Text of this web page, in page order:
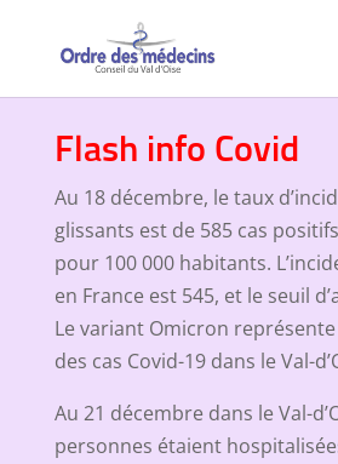
Flash info Covid
Au 18 décembre, le taux
glissants est de 585 cas
pour 100 000 habitants.
en France est 545, et le seuil
Le variant Omicron représente
des cas Covid-19 dans le Val-
Au 21 décembre dans le Val-
personnes étaient